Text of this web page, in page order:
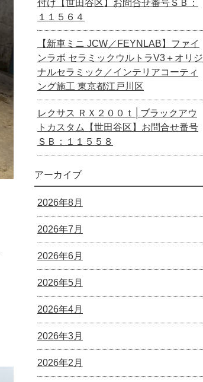
付け【世田谷区】お問合せ番号ＳＢ：
１１５６４
【新車ミニ JCW／FEYNLAB】ファイ
ンラボ セラミックウルトラV3＋オリジ
ナルセラミック／インテリアコーティ
ング施工 東京都江戸川区
レクサス ＲＸ２００ｔ│ブラックアウ
トカスタム【世田谷区】お問合せ番号
ＳＢ：１１５５８
アーカイブ
2026年8月
2026年7月
2026年6月
2026年5月
2026年4月
2026年3月
2026年2月